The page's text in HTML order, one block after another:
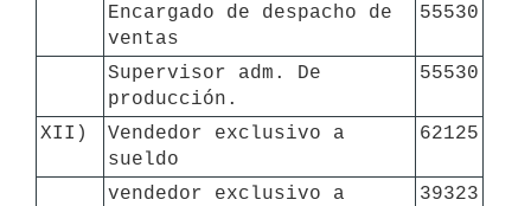
Encargado de despacho de
ventas
55530
Supervisor adm. De
producción.
55530
XII)
Vendedor exclusivo a
sueldo
62125
vendedor exclusivo a
39323